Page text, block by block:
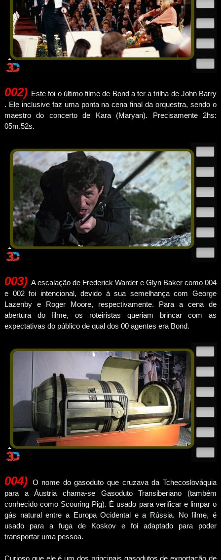
002) Este foi o último filme de Bond a ter a trilha de John Barry
. Ele inclusive faz uma ponta na cena final da orquestra, sendo o
maestro do concerto de Kara (Maryan). Precisamente 2hs:
05m.52s.
003) A escalação de Frederick Warder e Glyn Baker como 004
e 002 foi intencional, devido à sua semelhança com George
Lazenby e Roger Moore, respectivamente. Para a cena de
abertura do filme, os roteiristas queriam brincar com as
expectativas do público de qual dos 00 agentes era Bond.
004) O nome do gasoduto que cruzava da Tchecoslováquia
para a Áustria chama-se Gasoduto Transiberiano (também
conhecido como Scouring Pig). É usado para verificar e limpar o
gás natural entre a Europa Ocidental e a Rússia. No filme, é
usado para a fuga de Koskov e foi adaptado para poder
transportar uma pessoa.
Curioso que ele é um dos principais gasodutos de exportação de